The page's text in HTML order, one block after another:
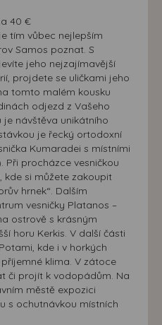
40 €
tím vůbec nejlepším
Samos poznat. S
jeho nejzajímavější
projdete se uličkami jeho
tomto malém kousku
odjezd z Vašeho
návštěva unikátního
je řecký ortodoxní
Kumaradei s místními
Při procházce vesničkou
kde si můžete zakoupit
hrnek“. Dalším
vesničky Platanos –
ostrově s krásným
horu Kerkis. V další části
kde i v horkých
klima. V zátoce
či projít k vodopádům. Na
městě expozici
s ochutnávkou místních
uživatele. Bez vyjádření
obsahu a reklam